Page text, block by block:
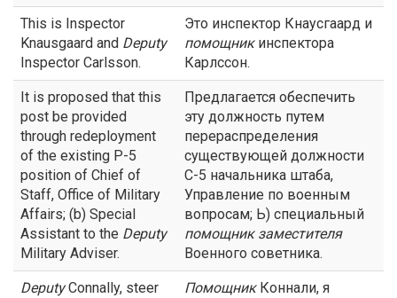
This is Inspector
Knausgaard and Deputy
Inspector Carlsson.
Это инспектор Кнаусгаард и
помощникинспектора
Карлссон.
It is proposed that this
post be provided
through redeployment
of the existing P-5
position of Chief of
Staff, Office of Military
Affairs; (b) Special
Assistant to the Deputy
Military Adviser.
Предлагается обеспечить
эту должность путем
перераспределения
существующей должности
С-5 начальника штаба,
Управление по военным
вопросам; Ь) специальный
помощник заместителя
Военного советника.
DeputyConnally, steer
ПомощникКоннали, я